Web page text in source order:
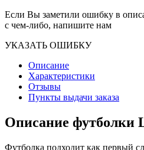
Если Вы заметили ошибку в
с чем-либо, напишите нам
УКАЗАТЬ ОШИБКУ
Описание
Характеристики
Отзывы
Пункты выдачи заказа
Описание футболки
Футболка подходит как первый